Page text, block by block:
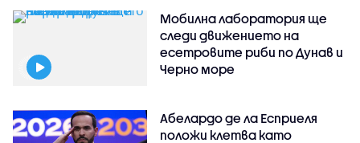
Мобилна лаборатория ще
следи движението на
есетровите риби по Дунав и
Черно море
Абелардо де ла Есприеля
положи клетва като